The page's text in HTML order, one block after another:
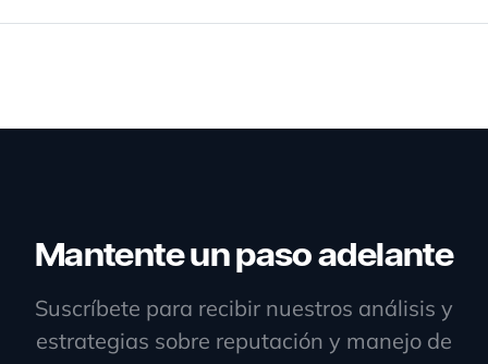
Mantente un paso adelante
Suscríbete para recibir nuestros análisis y
estrategias sobre reputación y manejo de